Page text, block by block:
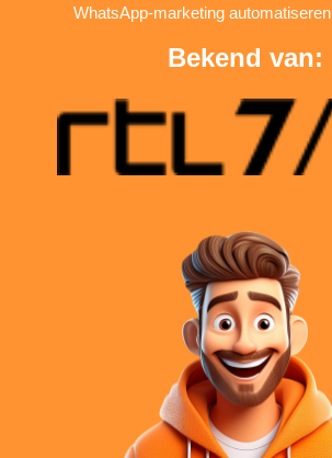
WhatsApp-marketing automatiseren
Bekend van: